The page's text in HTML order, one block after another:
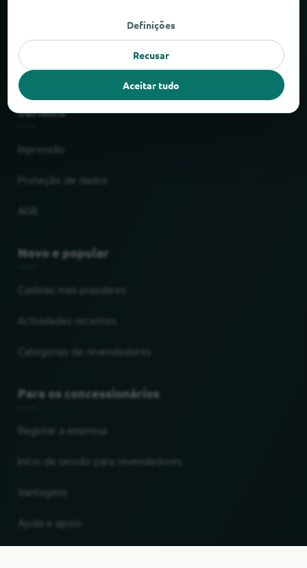
Factos e números
Parceiros
Jurídico
Novo e popular
Cadeias mais populares
Para os concessionários
Registar a empresa
Vantagens
Ajuda e apoio
Definições
Recusar
Aceitar tudo